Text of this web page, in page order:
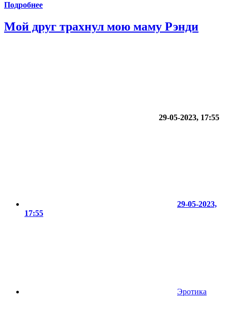
Подробнее
Мой друг трахнул мою маму Рэнди
29-05-2023, 17:55
29-05-2023,
17:55
Эротика